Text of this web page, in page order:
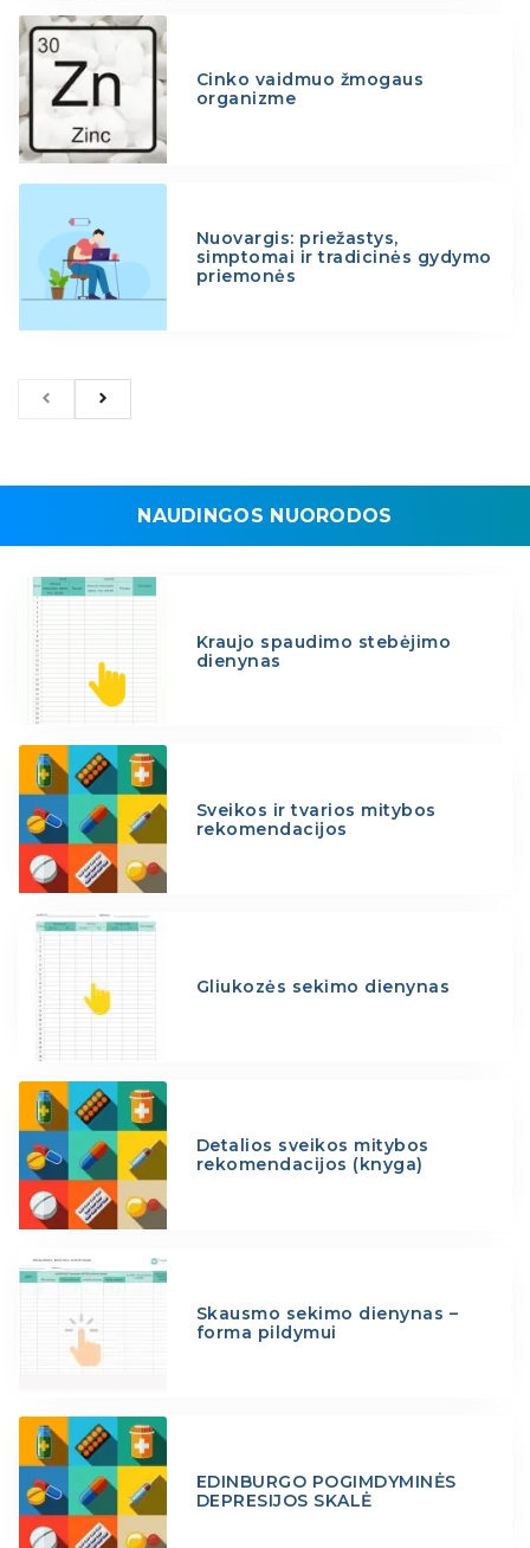
Cinko vaidmuo žmogaus
organizme
Nuovargis: priežastys,
simptomai ir tradicinės gydymo
priemonės
NAUDINGOS NUORODOS
Kraujo spaudimo stebėjimo
dienynas
Sveikos ir tvarios mitybos
rekomendacijos
Gliukozės sekimo dienynas
Detalios sveikos mitybos
rekomendacijos (knyga)
Skausmo sekimo dienynas –
forma pildymui
EDINBURGO POGIMDYMINĖS
DEPRESIJOS SKALĖ